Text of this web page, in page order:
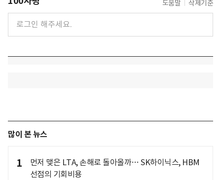
도움말 삭제기준
많이 본 뉴스
1
먼저 맺은 LTA, 손해로 돌아올까… SK하이닉스, HBM
선점의 기회비용